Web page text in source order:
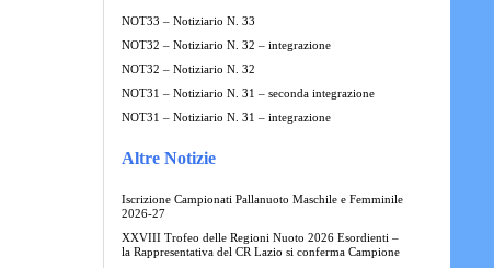
NOT33 – Notiziario N. 33
NOT32 – Notiziario N. 32 – integrazione
NOT32 – Notiziario N. 32
NOT31 – Notiziario N. 31 – seconda integrazione
NOT31 – Notiziario N. 31 – integrazione
Altre Notizie
Iscrizione Campionati Pallanuoto Maschile e Femminile
2026-27
XXVIII Trofeo delle Regioni Nuoto 2026 Esordienti –
la Rappresentativa del CR Lazio si conferma Campione